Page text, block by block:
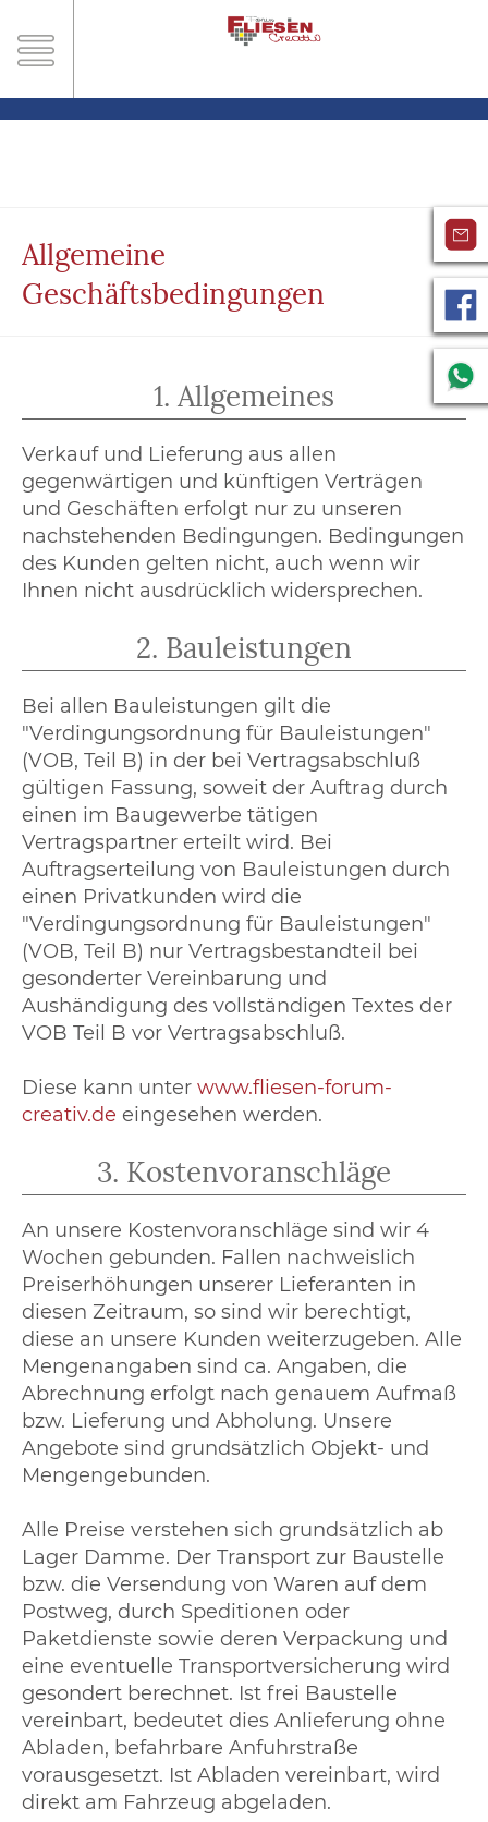
Allgemeine
Geschäftsbedingungen
1. Allgemeines
Verkauf und Lieferung aus allen
gegenwärtigen und künftigen Verträgen
und Geschäften erfolgt nur zu unseren
nachstehenden Bedingungen. Bedingungen
des Kunden gelten nicht, auch wenn wir
Ihnen nicht ausdrücklich widersprechen.
2. Bauleistungen
Bei allen Bauleistungen gilt die
"Verdingungsordnung für Bauleistungen"
(VOB, Teil B) in der bei Vertragsabschluß
gültigen Fassung, soweit der Auftrag durch
einen im Baugewerbe tätigen
Vertragspartner erteilt wird. Bei
Auftragserteilung von Bauleistungen durch
einen Privatkunden wird die
"Verdingungsordnung für Bauleistungen"
(VOB, Teil B) nur Vertragsbestandteil bei
gesonderter Vereinbarung und
Aushändigung des vollständigen Textes der
VOB Teil B vor Vertragsabschluß.
Diese kann unter www.fliesen-forum-
creativ.de eingesehen werden.
3. Kostenvoranschläge
An unsere Kostenvoranschläge sind wir 4
Wochen gebunden. Fallen nachweislich
Preiserhöhungen unserer Lieferanten in
diesen Zeitraum, so sind wir berechtigt,
diese an unsere Kunden weiterzugeben. Alle
Mengenangaben sind ca. Angaben, die
Abrechnung erfolgt nach genauem Aufmaß
bzw. Lieferung und Abholung. Unsere
Angebote sind grundsätzlich Objekt- und
Mengengebunden.
Alle Preise verstehen sich grundsätzlich ab
Lager Damme. Der Transport zur Baustelle
bzw. die Versendung von Waren auf dem
Postweg, durch Speditionen oder
Paketdienste sowie deren Verpackung und
eine eventuelle Transportversicherung wird
gesondert berechnet. Ist frei Baustelle
vereinbart, bedeutet dies Anlieferung ohne
Abladen, befahrbare Anfuhrstraße
vorausgesetzt. Ist Abladen vereinbart, wird
direkt am Fahrzeug abgeladen.